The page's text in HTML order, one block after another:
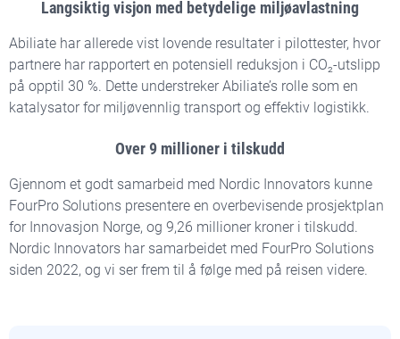
Langsiktig visjon med betydelige miljøavlastning
Abiliate har allerede vist lovende resultater i pilottester, hvor
partnere har rapportert en potensiell reduksjon i CO₂-utslipp
på opptil 30 %. Dette understreker Abiliate’s rolle som en
katalysator for miljøvennlig transport og effektiv logistikk.
Over 9 millioner i tilskudd
Gjennom et godt samarbeid med Nordic Innovators kunne
FourPro Solutions presentere en overbevisende prosjektplan
for Innovasjon Norge, og 9,26 millioner kroner i tilskudd.
Nordic Innovators har samarbeidet med FourPro Solutions
siden 2022, og vi ser frem til å følge med på reisen videre.